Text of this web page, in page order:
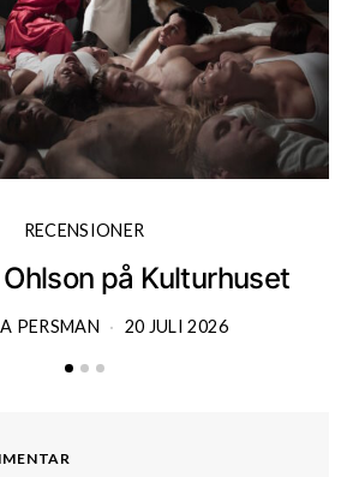
RECENSIONER
på Kulturhuset
PERSMAN 20 JULI 2026